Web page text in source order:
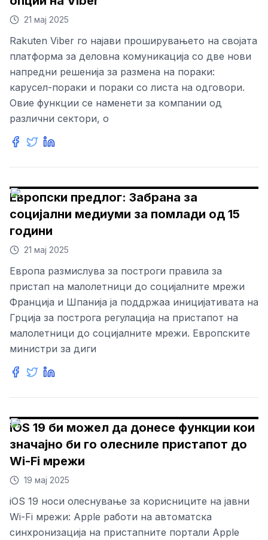
21 мај 2025
Rakuten Viber го најави проширувањето на својата
платформа за деловна комуникација со две нови
напредни решенија за размена на пораки:
карусел-пораки и пораки со листа на одговори.
Овие функции се наменети за компании од
различни сектори, о
Европски предлог: Забрана за
социјални медиуми за помлади од 15
години
21 мај 2025
Европа размислува за построги правила за
пристап на малолетници до социјалните мрежи
Франција и Шпанија ја поддржаа иницијативата на
Грција за построга регулација на пристапот на
малолетници до социјалните мрежи. Европските
министри за диги
iOS 19 би можел да донесе функции кои
значајно би го олесниле пристапот до
Wi-Fi мрежи
19 мај 2025
iOS 19 носи олеснување за корисниците на јавни
Wi-Fi мрежи: Apple работи на автоматска
синхронизација на пристапните портали Apple